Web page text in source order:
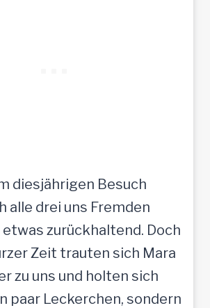
diesjährigen Besuch
alle drei uns Fremden
zurückhaltend. Doch
Zeit trauten sich Mara
zu uns und holten sich
paar Leckerchen, sondern